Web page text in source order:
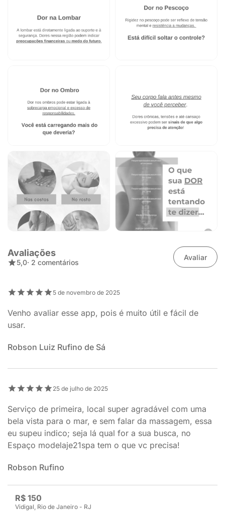
R$ 150
Vidigal, Rio de Janeiro - RJ
Avaliações
5,0· 2 comentários
Avaliar
5 de novembro de 2025
Venho avaliar esse app, pois é muito útil e fácil de
usar.
Robson Luiz Rufino de Sá
25 de julho de 2025
Serviço de primeira, local super agradável com uma
bela vista para o mar, e sem falar da massagem, essa
eu supeu indico; seja lá qual for a sua busca, no
Espaço modelaje21spa tem o que vc precisa!
Robson Rufino